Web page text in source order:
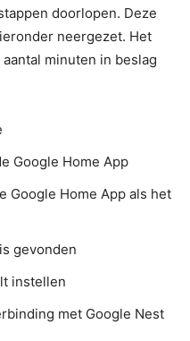
doorlopen. Deze
neergezet. Het
minuten in beslag
Google Home App
Google Home App als het
gevonden
instellen
met Google Nest